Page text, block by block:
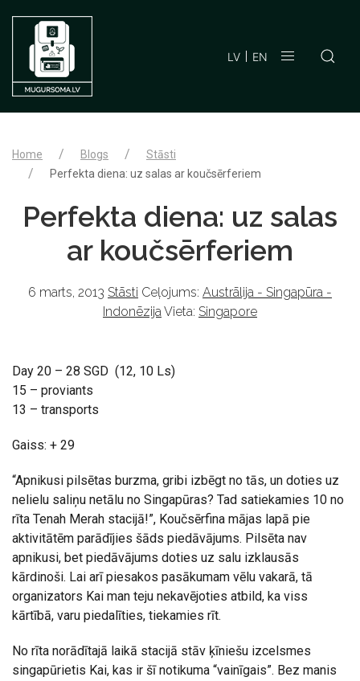
LV EN
Home Blogs
Stāsti
Perfekta diena: uz salas ar koučsērferiem
Perfekta diena: uz salas
ar koučsērferiem
6 marts, 2013 Stāsti Ceļojums: Austrālija - Singapūra -
IndonēzijaVieta: Singapore
Day 20 – 28 SGD (12, 10 Ls)
15 – proviants
13 – transports
Gaiss: + 29
“Apnikusi pilsētas burzma, gribi izbēgt no tās, un doties uz
nelielu saliņu netālu no Singapūras? Tad satiekamies 10 no
rīta Tenah Merah stacijā!”, Koučsērfina mājas lapā pie
aktivitātēm parādījies šāds piedāvājums. Pilsēta nav
apnikusi, bet piedāvājums doties uz salu izklausās
kārdinoši. Lai arī piesakos pasākumam vēlu vakarā, tā
organizators Kai man teju nekavējoties atbild, ka viss
kārtībā, varu piedalīties, tiekamies rīt.
No rīta norādītajā laikā stacijā stāv ķīniešu izcelsmes
singapūrietis Kai, kas ir šī notikuma “vainīgais”. Bez manis